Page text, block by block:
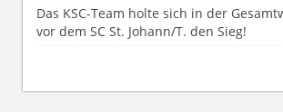
Das KSC-Team holte sich in der
vor dem SC St. Johann/T. den Sieg!